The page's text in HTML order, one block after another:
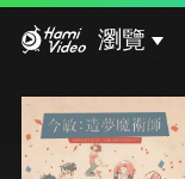
瀏覽